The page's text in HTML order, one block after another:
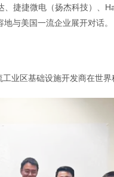
捷捷微电（扬杰科技）、
与美国一流企业展开对话。
业区基础设施开发商在世界